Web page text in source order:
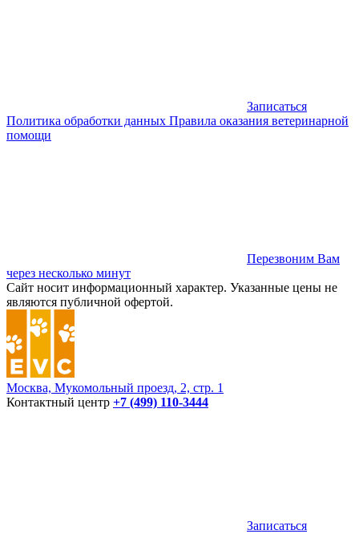
Записаться
Политика обработки данных Правила оказания ветеринарной
помощи
Перезвоним Вам
через несколько минут
Сайт носит информационный характер. Указанные цены не
являются публичной офертой.
Москва, Мукомольный проезд, 2, стр. 1
Контактный центр +7 (499) 110-3444
Записаться